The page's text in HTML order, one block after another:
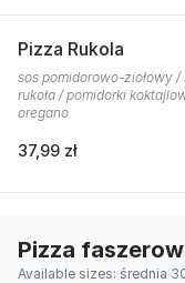
Pizza Rukola
sos pomidorowo-ziołowy
rukoła / pomidorki
oregano
37,99 zł
Pizza
Available sizes: średnia